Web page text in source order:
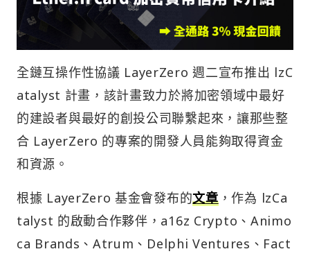
全鏈互操作性協議 LayerZero 週二宣布推出 lzC
atalyst 計畫，該計畫致力於將加密領域中最好
的建設者與最好的創投公司聯繫起來，讓那些整
合 LayerZero 的專案的開發人員能夠取得資金
和資源。
根據 LayerZero 基金會發布的文章，作為 lzCa
talyst 的啟動合作夥伴，a16z Crypto、Animo
ca Brands、Atrum、Delphi Ventures、Fact